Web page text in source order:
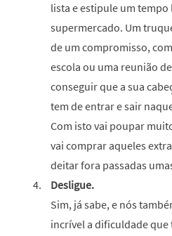
lista e estipule um
supermercado. Um
de um compromisso,
escola ou uma reunião
conseguir que a sua
tem de entrar e sair
Com isto vai poupar
vai comprar aqueles
deitar fora passadas
Desligue.
Sim, já sabe, e nós
incrível a dificuldade